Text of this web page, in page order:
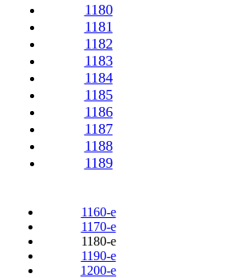
1180
1181
1182
1183
1184
1185
1186
1187
1188
1189
1160-е
1170-е
1180-е
1190-е
1200-е